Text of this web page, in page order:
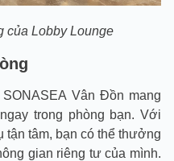
của Lobby Lounge
Vân Đồn mang
trong phòng bạn. Với
tận tâm, bạn có thể thưởng
gian riêng tư của mình.